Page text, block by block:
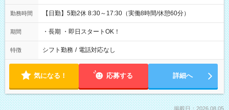
勤務時間 【日勤】5勤2休 8:30～17:30（実働8時間/休憩60分）
期間 ・長期 ・即日スタートOK！
特徴 シフト勤務 / 電話対応なし
気になる！ 応募する 詳細へ
掲載日：2026.08.05